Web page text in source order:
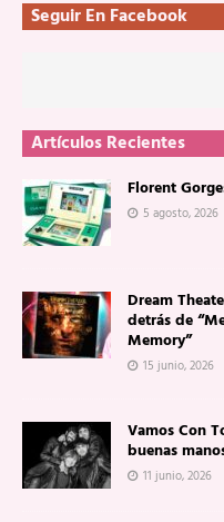
Seguir En Facebook
Artículos Recientes
Florent
5 agosto, 2026
Dream
detrás de
Memory”
15 junio, 2026
Vamos Con
buenas
11 junio, 2026